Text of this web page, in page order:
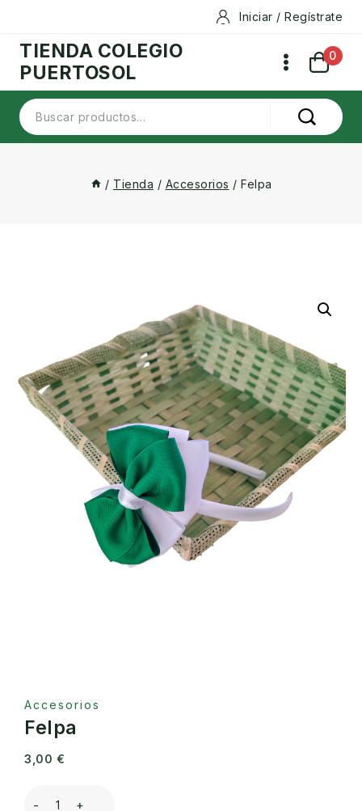
content
Iniciar / Regístrate
TIENDA COLEGIO
PUERTOSOL
0
Buscar
por:
/ Tienda / Accesorios / Felpa
Accesorios
Felpa
3,00 €
Felpa